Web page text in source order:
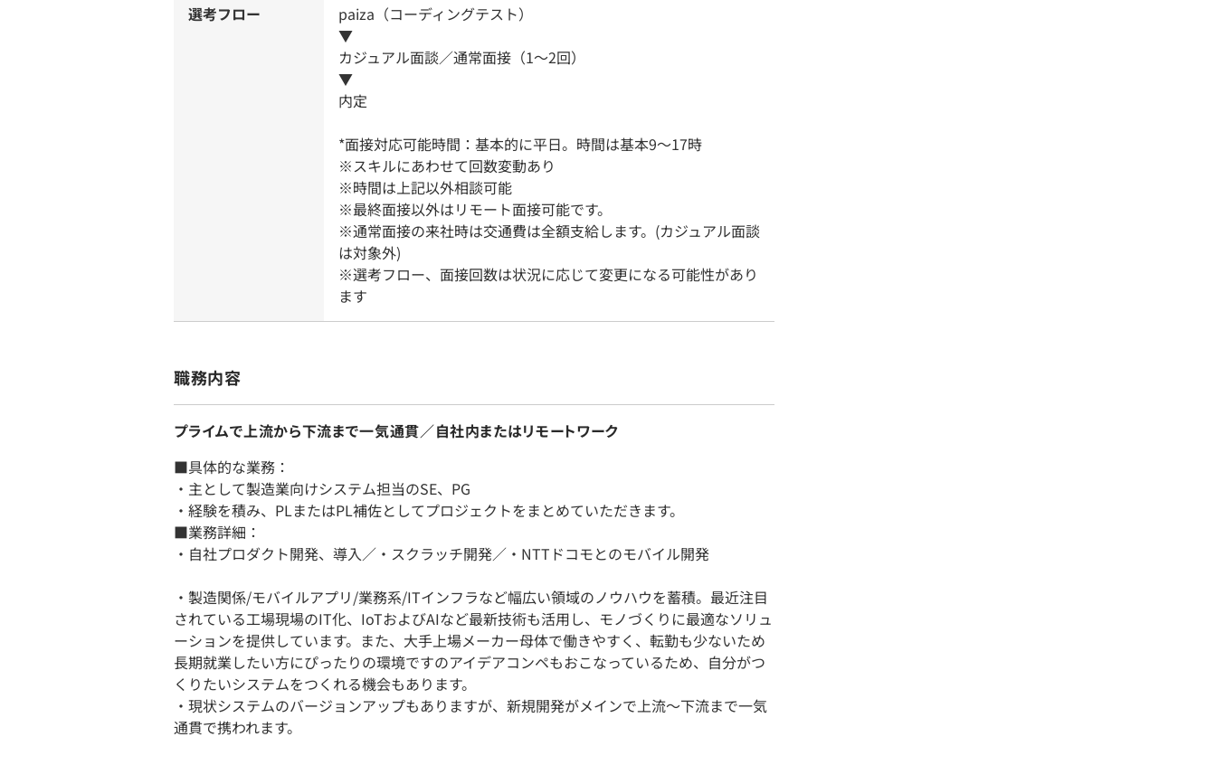
選考フロー
paiza（コーディングテスト）
▼
カジュアル面談／通常面接（1～2回）
▼
内定
*面接対応可能時間：基本的に平日。時間は基本9～17時
※スキルにあわせて回数変動あり
※時間は上記以外相談可能
※最終面接以外はリモート面接可能です。
※通常面接の来社時は交通費は全額支給します。(カジュアル面談
は対象外)
※選考フロー、面接回数は状況に応じて変更になる可能性があり
ます
職務内容
プライムで上流から下流まで一気通貫／自社内またはリモートワーク
■具体的な業務：
・主として製造業向けシステム担当のSE、PG
・経験を積み、PLまたはPL補佐としてプロジェクトをまとめていただきます。
■業務詳細：
・自社プロダクト開発、導入／・スクラッチ開発／・NTTドコモとのモバイル開発
・製造関係/モバイルアプリ/業務系/ITインフラなど幅広い領域のノウハウを蓄積。最近注目
されている工場現場のIT化、IoTおよびAIなど最新技術も活用し、モノづくりに最適なソリュ
ーションを提供しています。また、大手上場メーカー母体で働きやすく、転勤も少ないため
長期就業したい方にぴったりの環境ですのアイデアコンペもおこなっているため、自分がつ
くりたいシステムをつくれる機会もあります。
・現状システムのバージョンアップもありますが、新規開発がメインで上流～下流まで一気
通貫で携われます。